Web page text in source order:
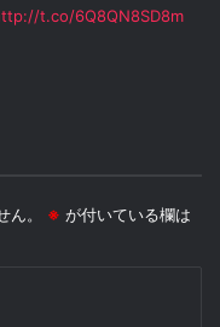
t.co/6Q8QN8SD8m
。 ※ が付いている欄は